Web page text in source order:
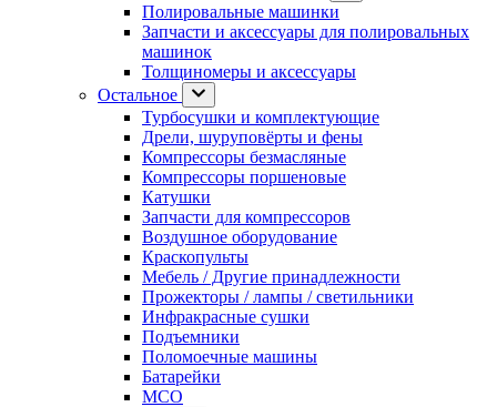
Полировальные машинки
Запчасти и аксессуары для полировальных
машинок
Толщиномеры и аксессуары
Остальное
Турбосушки и комплектующие
Дрели, шуруповёрты и фены
Компрессоры безмасляные
Компрессоры поршеновые
Катушки
Запчасти для компрессоров
Воздушное оборудование
Краскопульты
Мебель / Другие принадлежности
Прожекторы / лампы / светильники
Инфракрасные сушки
Подъемники
Поломоечные машины
Батарейки
МСО